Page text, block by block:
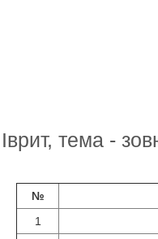
Іврит, тема -
№
1